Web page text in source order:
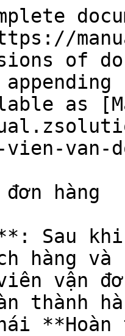
of
as
vien-van-
hàng
Sau
hàng
vận
thành
**Hoàn